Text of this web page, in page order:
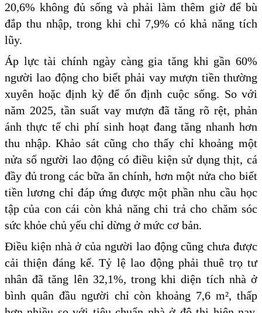
20,6% không đủ sống và phải làm thêm giờ để bù
đắp thu nhập, trong khi chỉ 7,9% có khả năng tích
lũy.
Áp lực tài chính ngày càng gia tăng khi gần 60%
người lao động cho biết phải vay mượn tiền thường
xuyên hoặc định kỳ để ổn định cuộc sống. So với
năm 2025, tần suất vay mượn đã tăng rõ rệt, phản
ánh thực tế chi phí sinh hoạt đang tăng nhanh hơn
thu nhập. Khảo sát cũng cho thấy chỉ khoảng một
nửa số người lao động có điều kiện sử dụng thịt, cá
đầy đủ trong các bữa ăn chính, hơn một nửa cho biết
tiền lương chỉ đáp ứng được một phần nhu cầu học
tập của con cái còn khả năng chi trả cho chăm sóc
sức khỏe chủ yếu chỉ dừng ở mức cơ bản.
Điều kiện nhà ở của người lao động cũng chưa được
cải thiện đáng kể. Tỷ lệ lao động phải thuê trọ tư
nhân đã tăng lên 32,1%, trong khi diện tích nhà ở
bình quân đầu người chỉ còn khoảng 7,6 m², thấp